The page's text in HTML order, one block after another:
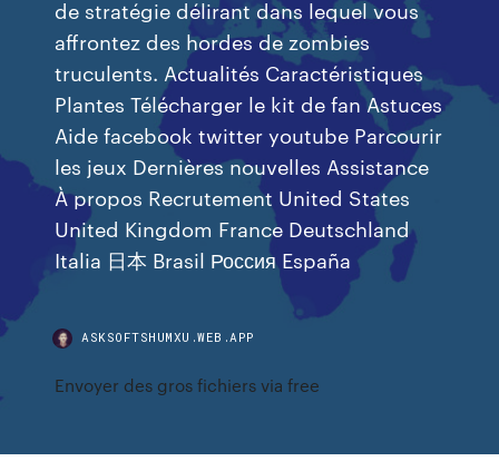
de stratégie délirant dans lequel vous
affrontez des hordes de zombies
truculents. Actualités Caractéristiques
Plantes Télécharger le kit de fan Astuces
Aide facebook twitter youtube Parcourir
les jeux Dernières nouvelles Assistance
À propos Recrutement United States
United Kingdom France Deutschland
Italia 日本 Brasil Россия España
ASKSOFTSHUMXU.WEB.APP
Envoyer des gros fichiers via free